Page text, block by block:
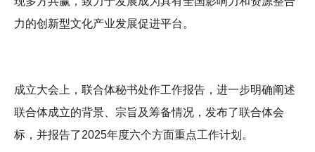
力的创新型文化产业发展促进平台。
成立大会上，联合体秘书处作工作报告，进一步明确阐述
联合体成立的背景、宗旨及筹备情况，发布了联合体会
标，并报告了2025年度六个方面重点工作计划。